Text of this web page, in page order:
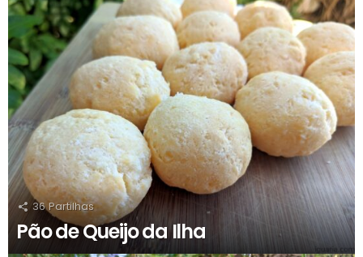
RECOMENDADOS
36 Partilhas
Pão de Queijo da Ilha